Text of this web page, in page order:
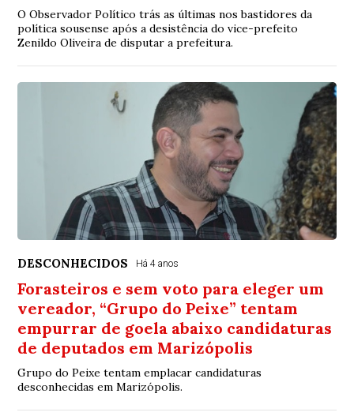
O Observador Político trás as últimas nos bastidores da
política sousense após a desistência do vice-prefeito
Zenildo Oliveira de disputar a prefeitura.
DESCONHECIDOS Há 4 anos
Forasteiros e sem voto para eleger um
vereador, “Grupo do Peixe” tentam
empurrar de goela abaixo candidaturas
de deputados em Marizópolis
Grupo do Peixe tentam emplacar candidaturas
desconhecidas em Marizópolis.